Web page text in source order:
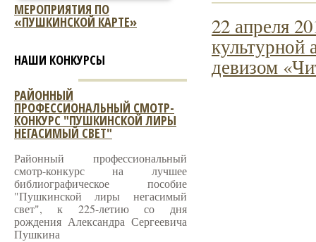
22 апреля
культурной
девизом
МЕРОПРИЯТИЯ ПО
«ПУШКИНСКОЙ КАРТЕ»
НАШИ КОНКУРСЫ
РАЙОННЫЙ
ПРОФЕССИОНАЛЬНЫЙ СМОТР-
КОНКУРС "ПУШКИНСКОЙ ЛИРЫ
НЕГАСИМЫЙ СВЕТ"
Районный профессиональный
смотр-конкурс на лучшее
библиографическое пособие
"Пушкинской лиры негасимый
свет", к 225-летию со дня
рождения Александра Сергеевича
Пушкина